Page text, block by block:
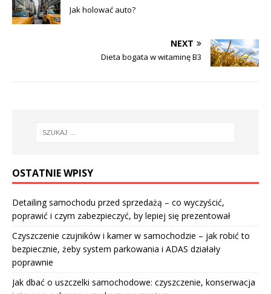
Jak holować auto?
NEXT
Dieta bogata w witaminę B3
OSTATNIE WPISY
Detailing samochodu przed sprzedażą – co wyczyścić,
poprawić i czym zabezpieczyć, by lepiej się prezentował
Czyszczenie czujników i kamer w samochodzie – jak robić to
bezpiecznie, żeby system parkowania i ADAS działały
poprawnie
Jak dbać o uszczelki samochodowe: czyszczenie, konserwacja